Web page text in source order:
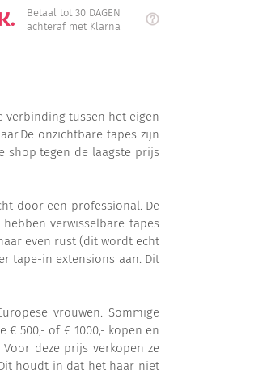
Betaal tot 30 DAGEN
achteraf met Klarna
verbinding tussen het eigen
onzichtbare tapes zijn
shop tegen de laagste prijs
door een professional. De
verwisselbare tapes
even rust (dit wordt echt
tape-in extensions aan. Dit
vrouwen. Sommige
500,- of € 1000,- kopen en
deze prijs verkopen ze
houdt in dat het haar niet